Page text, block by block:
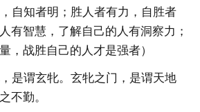
知者明；胜人者有力，自胜者
有智慧，了解自己的人有洞察力；
，战胜自己的人才是强者）
谓玄牝。玄牝之门，是谓天地
不勤。